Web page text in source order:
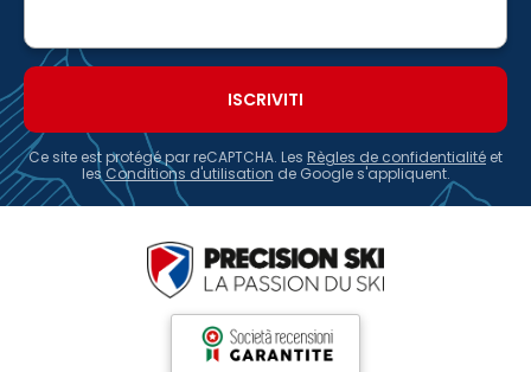
Ce site est protégé par reCAPTCHA. Les Règles de confidentialité et
les Conditions d'utilisation de Google s'appliquent.